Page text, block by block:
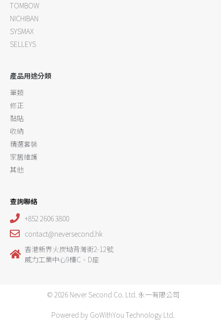
TOMBOW
NICHIBAN
SYSMAX
SELLEYS
產品用途分類
筆類
修正
黏貼
收納
精選套裝
家居維護
其他
查詢聯絡
+852 2606 3800
contact@neversecond.hk
香港新界火炭坳背灣街2-12號
威力工業中心9樓C、D座
© 2026 Never Second Co. Ltd. 永一有限公司
Powered by GoWithYou Technology Ltd.